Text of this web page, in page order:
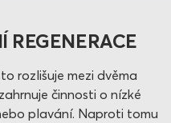
REGENERACE
rozlišuje mezi dvěma
zahrnuje činnosti o nízké
plavání. Naproti tomu